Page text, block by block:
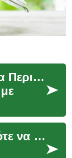
Λέιζερ Δέρματος: Τι να Περιμένετε, Οφέλη & Κόστος
Προβλέψεις τιμών: πότε να κλείσετε και πότε να περιμένετε